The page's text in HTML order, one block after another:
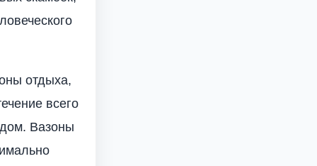
отдыха,
всего
Вазоны